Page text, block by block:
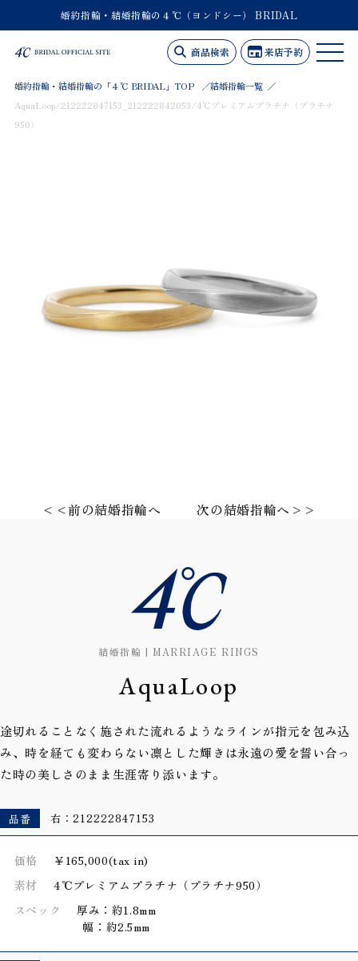
婚約指輪・結婚指輪の４℃（ヨンドシー） BRIDAL
商品検索 来店予約
婚約指輪・結婚指輪の「４℃ BRIDAL」TOP
結婚指輪一覧
AquaLoop/212222847153_212222842053/4℃プレミアムプラチナ（プラチナ
950）
<<前の結婚指輪へ 次の結婚指輪へ>>
結婚指輪 | MARRIAGE RINGS
AquaLoop
途切れることなく施された流れるようなラインが指元を包み込
み、時を経ても変わらない凛とした輝きは永遠の愛を誓い合っ
た時の美しさのまま生涯寄り添います。
品番 右：212222847153
価格
￥165,000(tax in)
素材
4℃プレミアムプラチナ（プラチナ950）
スペック
厚み：約1.8mm
幅：約2.5mm